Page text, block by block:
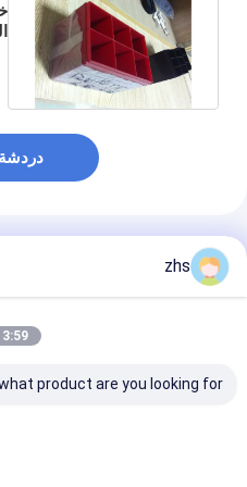
دردشة
المنتجات الموصى بها
zhs
3:59 AM
product are you looking for?